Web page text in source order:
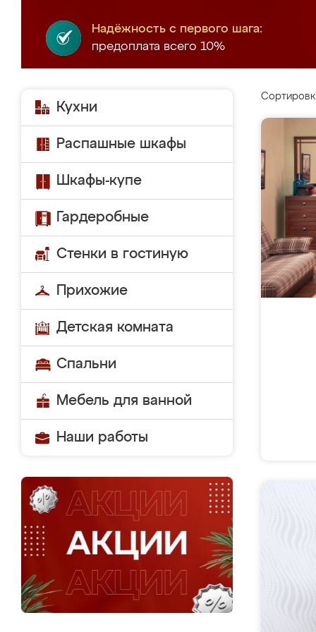
Надёжность с первого шага:
предоплата всего 10%
Кухни
Распашные шкафы
Шкафы-купе
Гардеробные
Стенки в гостиную
Прихожие
Детская комната
Спальни
Мебель для ванной
Наши работы